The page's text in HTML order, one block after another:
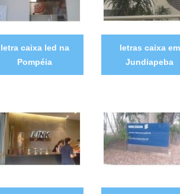
letra caixa led na
Pompéia
letras caixa em
Jundiapeba